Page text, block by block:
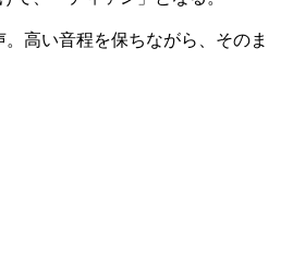
。高い音程を保ちながら、そのま